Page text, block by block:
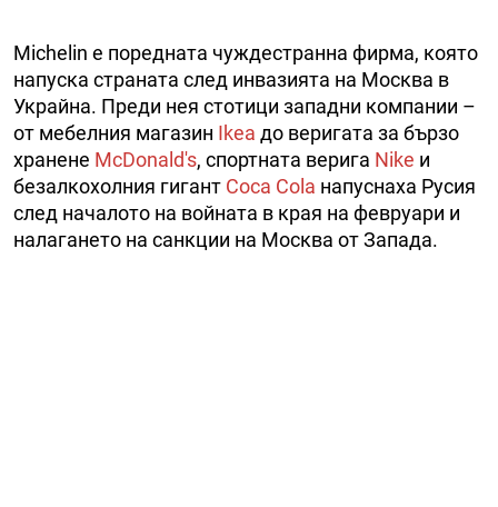
Michelin е поредната чуждестранна фирма, която
напуска страната след инвазията на Москва в
Украйна. Преди нея стотици западни компании –
от мебелния магазин Ikea до веригата за бързо
хранене McDonald's, спортната верига Nike и
безалкохолния гигант Coca Cola напуснаха Русия
след началото на войната в края на февруари и
налагането на санкции на Москва от Запада.